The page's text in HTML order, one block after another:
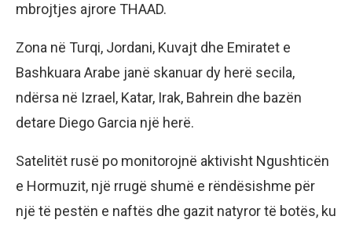
mbrojtjes ajrore THAAD.
Zona në Turqi, Jordani, Kuvajt dhe Emiratet e
Bashkuara Arabe janë skanuar dy herë secila,
ndërsa në Izrael, Katar, Irak, Bahrein dhe bazën
detare Diego Garcia një herë.
Satelitët rusë po monitorojnë aktivisht Ngushticën
e Hormuzit, një rrugë shumë e rëndësishme për
një të pestën e naftës dhe gazit natyror të botës, ku